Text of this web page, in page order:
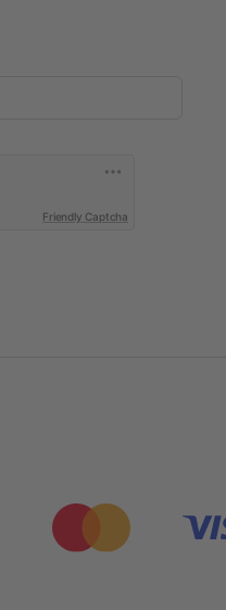
Friendly Captcha